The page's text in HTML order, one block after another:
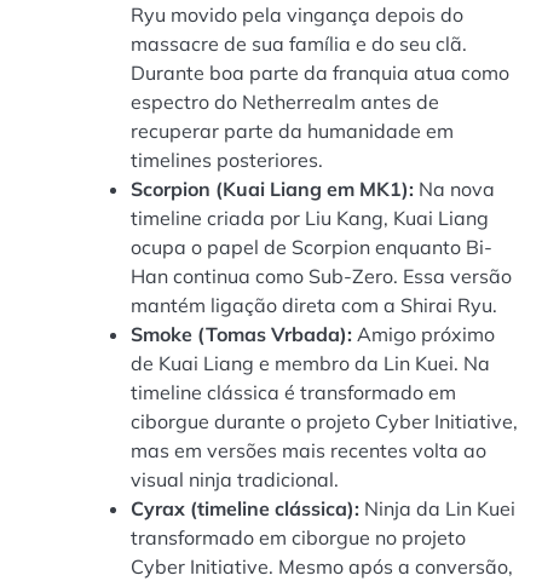
Ryu movido pela vingança depois do
massacre de sua família e do seu clã.
Durante boa parte da franquia atua como
espectro do Netherrealm antes de
recuperar parte da humanidade em
timelines posteriores.
Scorpion (Kuai Liang em MK1): Na nova
timeline criada por Liu Kang, Kuai Liang
ocupa o papel de Scorpion enquanto Bi-
Han continua como Sub-Zero. Essa versão
mantém ligação direta com a Shirai Ryu.
Smoke (Tomas Vrbada): Amigo próximo
de Kuai Liang e membro da Lin Kuei. Na
timeline clássica é transformado em
ciborgue durante o projeto Cyber Initiative,
mas em versões mais recentes volta ao
visual ninja tradicional.
Cyrax (timeline clássica): Ninja da Lin Kuei
transformado em ciborgue no projeto
Cyber Initiative. Mesmo após a conversão,